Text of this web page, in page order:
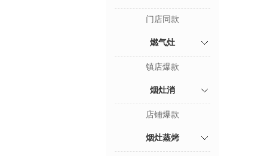
门店同款
燃气灶
镇店爆款
烟灶消
店铺爆款
烟灶蒸烤